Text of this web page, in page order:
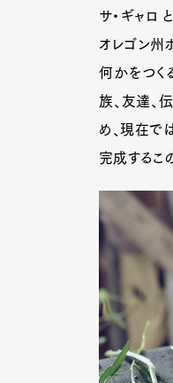
サ・ギャロ
オレゴン州
何かをつく
族、友達、
め、現在で
完成するこ